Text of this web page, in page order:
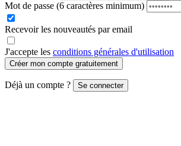
Mot de passe (6 caractères minimum)
Recevoir les nouveautés par email
J'accepte les conditions générales d'utilisation
Créer mon compte gratuitement
Déjà un compte ? Se connecter